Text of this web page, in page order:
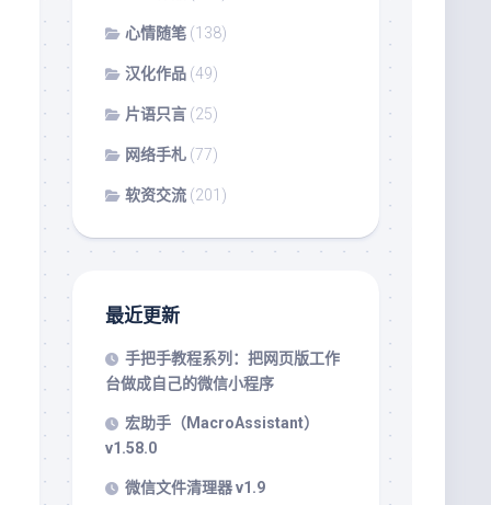
心情随笔 (138)
汉化作品 (49)
片语只言 (25)
网络手札 (77)
软资交流 (201)
最近更新
手把手教程系列：把网页版工作
台做成自己的微信小程序
宏助手（MacroAssistant）
v1.58.0
微信文件清理器 v1.9